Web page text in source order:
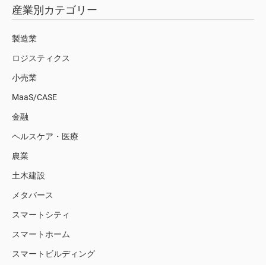
産業別カテゴリー
製造業
ロジスティクス
小売業
MaaS/CASE
金融
ヘルスケア・医療
農業
土木建設
メタバース
スマートシティ
スマートホーム
スマートビルディング